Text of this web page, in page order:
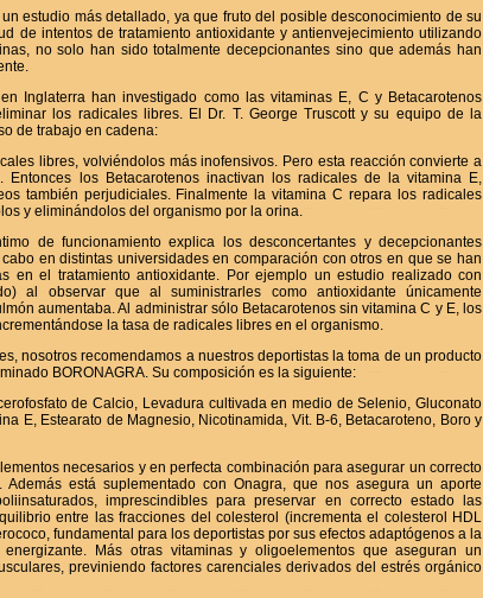
estudio más detallado, ya que fruto del posible desconocimiento de su
de intentos de tratamiento antioxidante y antienvejecimiento utilizando
no solo han sido totalmente decepcionantes sino que además han
Inglaterra han investigado como las vitaminas E, C y Betacarotenos
los radicales libres. El Dr. T. George Truscott y su equipo de la
de trabajo en cadena:
libres, volviéndolos más inofensivos. Pero esta reacción convierte a
los Betacarotenos inactivan los radicales de la vitamina E,
también perjudiciales. Finalmente la vitamina C repara los radicales
y eliminándolos del organismo por la orina.
de funcionamiento explica los desconcertantes y decepcionantes
en distintas universidades en comparación con otros en que se han
en el tratamiento antioxidante. Por ejemplo un estudio realizado con
al observar que al suministrarles como antioxidante únicamente
aumentaba. Al administrar sólo Betacarotenos sin vitamina C y E, los
la tasa de radicales libres en el organismo.
nosotros recomendamos a nuestros deportistas la toma de un producto
BORONAGRA. Su composición es la siguiente:
de Calcio, Levadura cultivada en medio de Selenio, Gluconato
E, Estearato de Magnesio, Nicotinamida, Vit. B-6, Betacaroteno, Boro y
necesarios y en perfecta combinación para asegurar un correcto
Además está suplementado con Onagra, que nos asegura un aporte
imprescindibles para preservar en correcto estado las
entre las fracciones del colesterol (incrementa el colesterol HDL
fundamental para los deportistas por sus efectos adaptógenos a la
Más otras vitaminas y oligoelementos que aseguran un
previniendo factores carenciales derivados del estrés orgánico